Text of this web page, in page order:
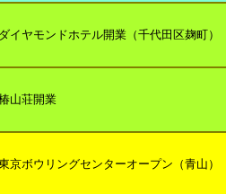
ダイヤモンドホテル開業（千代田区麹町）
山荘開業
京ボウリングセンターオープン（青山）